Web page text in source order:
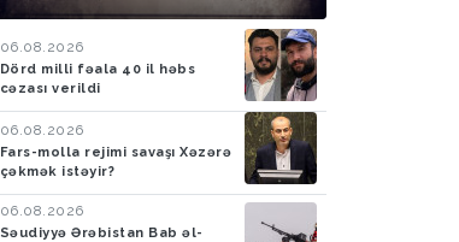
nəfər saxlanılıb
06.08.2026
Dörd milli fəala 40 il həbs
cəzası verildi
06.08.2026
Fars-molla rejimi savaşı Xəzərə
çəkmək istəyir?
06.08.2026
Səudiyyə Ərəbistan Bab əl-